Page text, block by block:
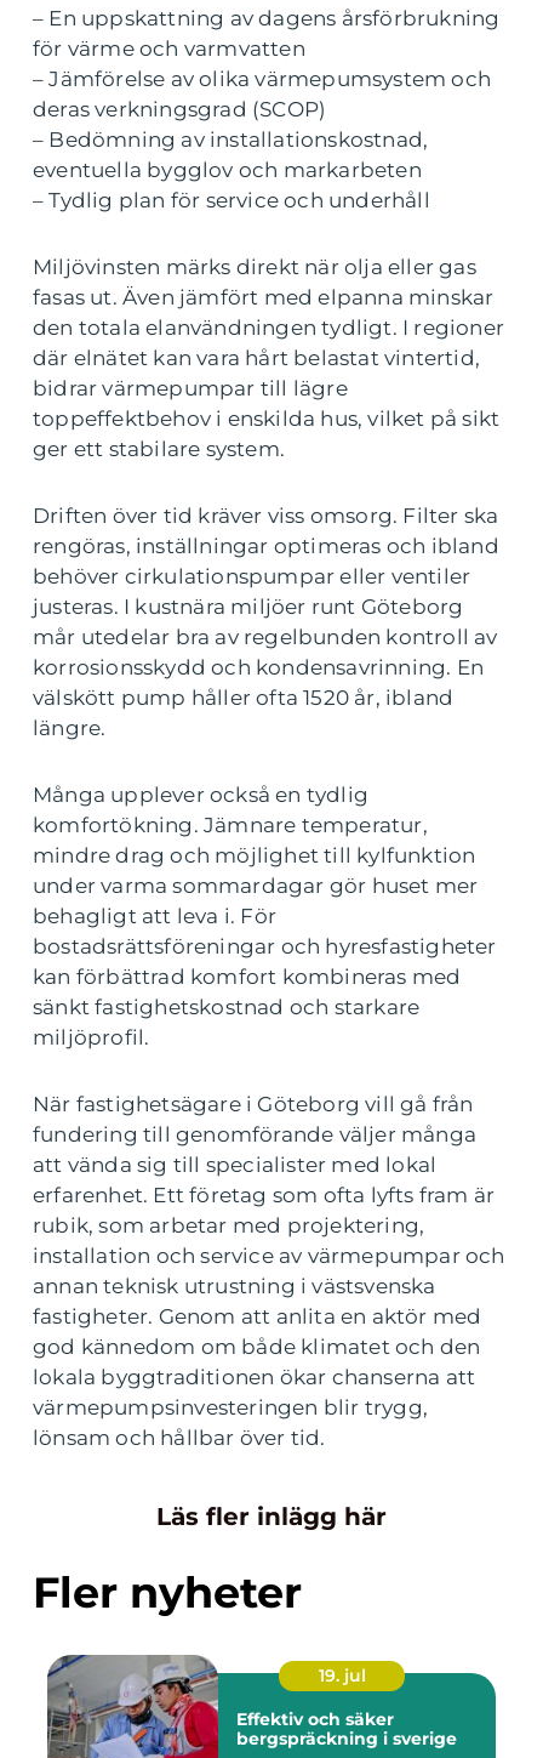
– En uppskattning av dagens årsförbrukning
för värme och varmvatten
– Jämförelse av olika värmepumsystem och
deras verkningsgrad (SCOP)
– Bedömning av installationskostnad,
eventuella bygglov och markarbeten
– Tydlig plan för service och underhåll
Miljövinsten märks direkt när olja eller gas
fasas ut. Även jämfört med elpanna minskar
den totala elanvändningen tydligt. I regioner
där elnätet kan vara hårt belastat vintertid,
bidrar värmepumpar till lägre
toppeffektbehov i enskilda hus, vilket på sikt
ger ett stabilare system.
Driften över tid kräver viss omsorg. Filter ska
rengöras, inställningar optimeras och ibland
behöver cirkulationspumpar eller ventiler
justeras. I kustnära miljöer runt Göteborg
mår utedelar bra av regelbunden kontroll av
korrosionsskydd och kondensavrinning. En
välskött pump håller ofta 1520 år, ibland
längre.
Många upplever också en tydlig
komfortökning. Jämnare temperatur,
mindre drag och möjlighet till kylfunktion
under varma sommardagar gör huset mer
behagligt att leva i. För
bostadsrättsföreningar och hyresfastigheter
kan förbättrad komfort kombineras med
sänkt fastighetskostnad och starkare
miljöprofil.
När fastighetsägare i Göteborg vill gå från
fundering till genomförande väljer många
att vända sig till specialister med lokal
erfarenhet. Ett företag som ofta lyfts fram är
rubik, som arbetar med projektering,
installation och service av värmepumpar och
annan teknisk utrustning i västsvenska
fastigheter. Genom att anlita en aktör med
god kännedom om både klimatet och den
lokala byggtraditionen ökar chanserna att
värmepumpsinvesteringen blir trygg,
lönsam och hållbar över tid.
Läs fler inlägg här
Fler nyheter
19. jul
Effektiv och säker
bergspräckning i sverige